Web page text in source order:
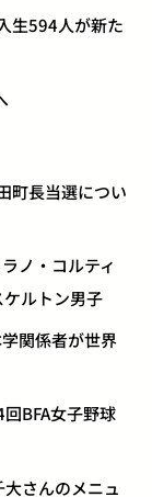
生594人が新た
町長当選につい
ノ・コルティ
ルトン男子
関係者が世界
BFA女子野球
さんのメニュ